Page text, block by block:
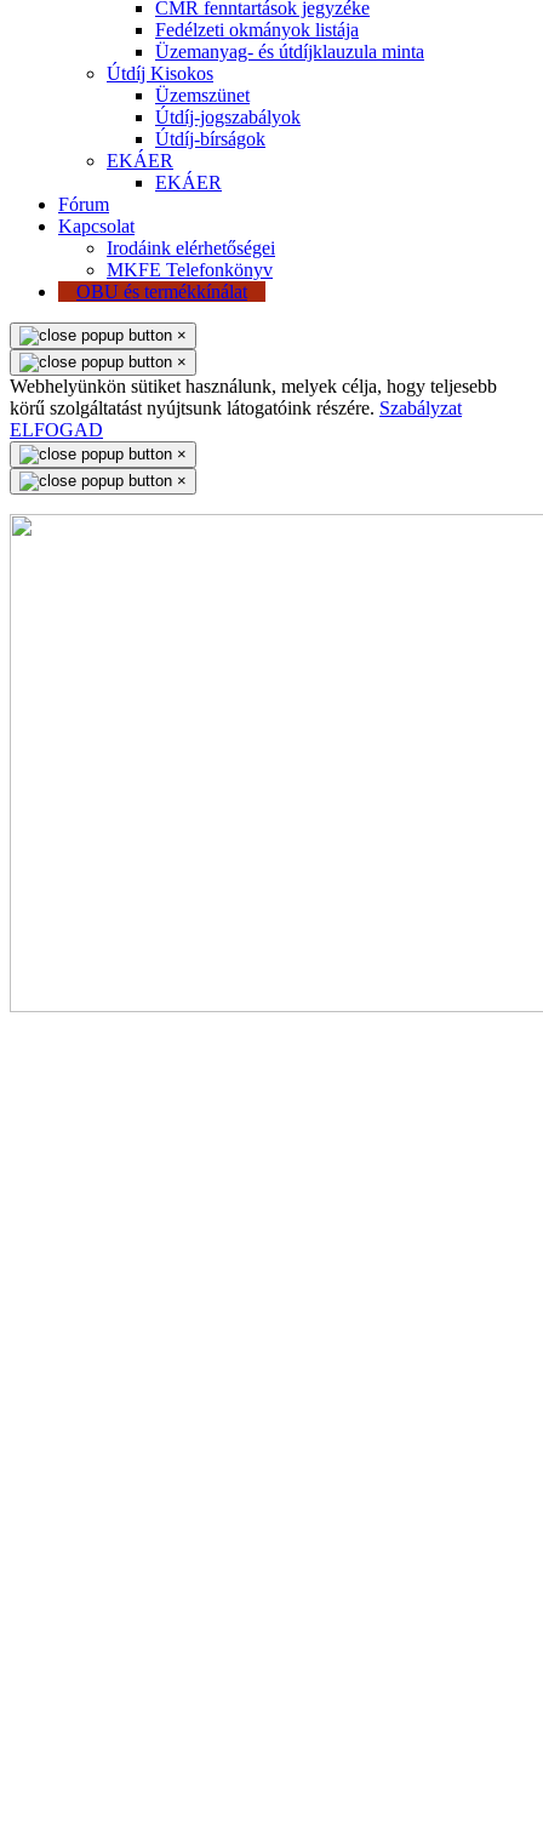
CMR fenntartások jegyzéke
Fedélzeti okmányok listája
Üzemanyag- és útdíjklauzula minta
Útdíj Kisokos
Üzemszünet
Útdíj-jogszabályok
Útdíj-bírságok
EKÁER
EKÁER
Fórum
Kapcsolat
Irodáink elérhetőségei
MKFE Telefonkönyv
OBU és termékkínálat
×
×
Webhelyünkön sütiket használunk, melyek célja, hogy teljesebb
körű szolgáltatást nyújtsunk látogatóink részére. Szabályzat
ELFOGAD
×
×